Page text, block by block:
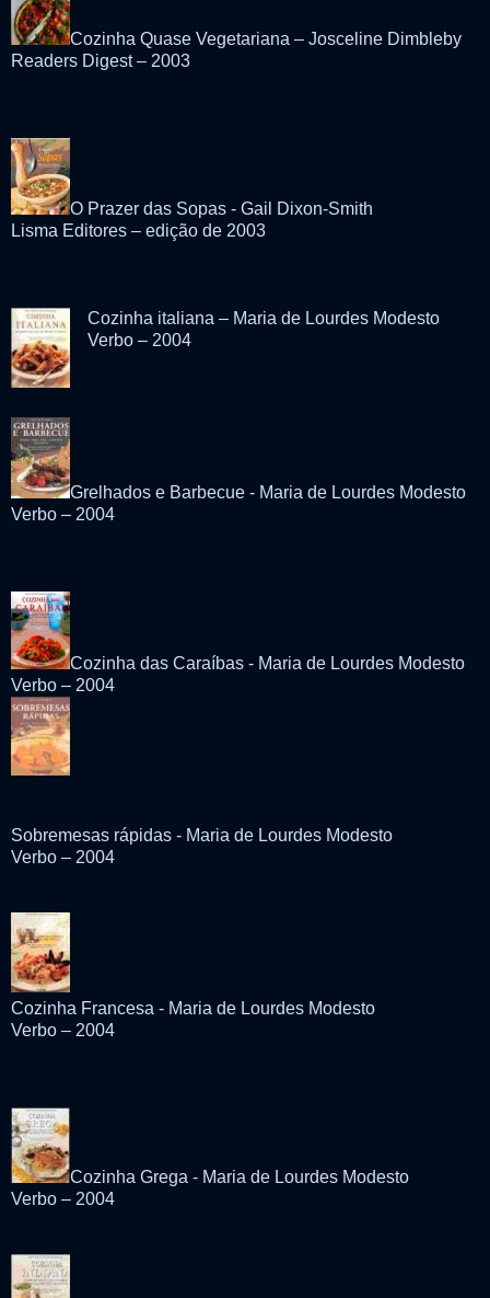
Cozinha Quase Vegetariana – Josceline Dimbleby
Readers Digest – 2003
O Prazer das Sopas - Gail Dixon-Smith
Lisma Editores – edição de 2003
Cozinha italiana – Maria de Lourdes Modesto
Verbo – 2004
Grelhados e Barbecue - Maria de Lourdes Modesto
Verbo – 2004
Cozinha das Caraíbas - Maria de Lourdes Modesto
Verbo – 2004
Sobremesas rápidas - Maria de Lourdes Modesto
Verbo – 2004
Cozinha Francesa - Maria de Lourdes Modesto
Verbo – 2004
Cozinha Grega - Maria de Lourdes Modesto
Verbo – 2004